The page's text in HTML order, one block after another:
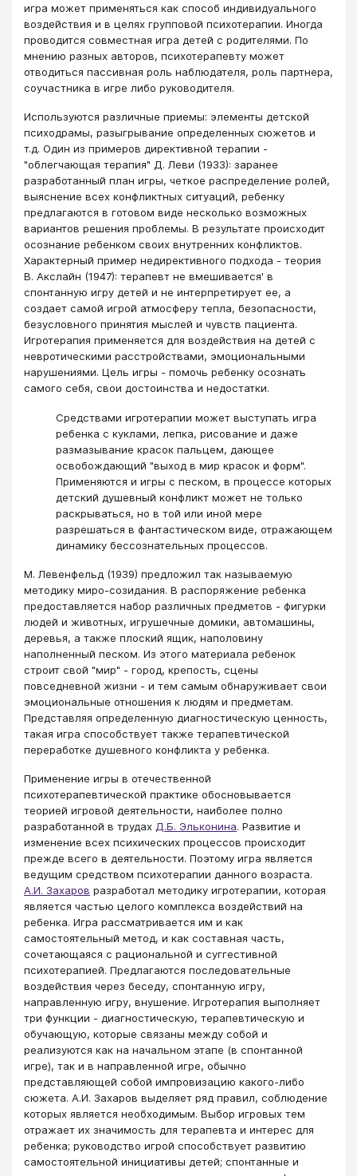
игра может применяться как способ индивидуального
воздействия и в целях групповой психотерапии. Иногда
проводится совместная игра детей с родителями. По
мнению разных авторов, психотерапевту может
отводиться пассивная роль наблюдателя, роль партнера,
соучастника в игре либо руководителя.
Используются различные приемы: элементы детской
психодрамы, разыгрывание определенных сюжетов и
т.д. Один из примеров директивной терапии -
"облегчающая терапия" Д. Леви (1933): заранее
разработанный план игры, четкое распределение ролей,
выяснение всех конфликтных ситуаций, ребенку
предлагаются в готовом виде несколько возможных
вариантов решения проблемы. В результате происходит
осознание ребенком своих внутренних конфликтов.
Характерный пример недирективного подхода - теория
В. Акслайн (1947): терапевт не вмешивается' в
спонтанную игру детей и не интерпретирует ее, а
создает самой игрой атмосферу тепла, безопасности,
безусловного принятия мыслей и чувств пациента.
Игротерапия применяется для воздействия на детей с
невротическими расстройствами, эмоциональными
нарушениями. Цель игры - помочь ребенку осознать
самого себя, свои достоинства и недостатки.
Средствами игротерапии может выступать игра
ребенка с куклами, лепка, рисование и даже
размазывание красок пальцем, дающее
освобождающий "выход в мир красок и форм".
Применяются и игры с песком, в процессе которых
детский душевный конфликт может не только
раскрываться, но в той или иной мере
разрешаться в фантастическом виде, отражающем
динамику бессознательных процессов.
М. Левенфельд (1939) предложил так называемую
методику миро-созидания. В распоряжение ребенка
предоставляется набор различных предметов - фигурки
людей и животных, игрушечные домики, автомашины,
деревья, а также плоский ящик, наполовину
наполненный песком. Из этого материала ребенок
строит свой "мир" - город, крепость, сцены
повседневной жизни - и тем самым обнаруживает свои
эмоциональные отношения к людям и предметам.
Представляя определенную диагностическую ценность,
такая игра способствует также терапевтической
переработке душевного конфликта у ребенка.
Применение игры в отечественной
психотерапевтической практике обосновывается
теорией игровой деятельности, наиболее полно
разработанной в трудах Д.Б. Эльконина. Развитие и
изменение всех психических процессов происходит
прежде всего в деятельности. Поэтому игра является
ведущим средством психотерапии данного возраста.
А.И. Захаров ​ разработал методику игротерапии, которая
является частью целого комплекса воздействий на
ребенка. Игра рассматривается им и как
самостоятельный метод, и как составная часть,
сочетающаяся с рациональной и суггестивной
психотерапией. Предлагаются последовательные
воздействия через беседу, спонтанную игру,
направленную игру, внушение. Игротерапия выполняет
три функции - диагностическую, терапевтическую и
обучающую, которые связаны между собой и
реализуются как на начальном этапе (в спонтанной
игре), так и в направленной игре, обычно
представляющей собой импровизацию какого-либо
сюжета. А.И. Захаров выделяет ряд правил, соблюдение
которых является необходимым. Выбор игровых тем
отражает их значимость для терапевта и интерес для
ребенка; руководство игрой способствует развитию
самостоятельной инициативы детей; спонтанные и